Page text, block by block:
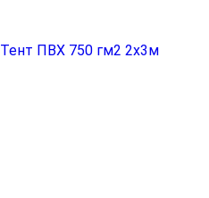
Тент ПВХ 750 гм2 2x3м